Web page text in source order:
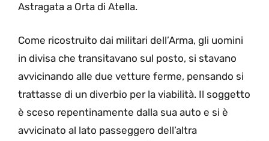
Astragata a Orta di Atella.
Come ricostruito dai militari dell’Arma, gli uomini
in divisa che transitavano sul posto, si stavano
avvicinando alle due vetture ferme, pensando si
trattasse di un diverbio per la viabilità. Il soggetto
è sceso repentinamente dalla sua auto e si è
avvicinato al lato passeggero dell’altra